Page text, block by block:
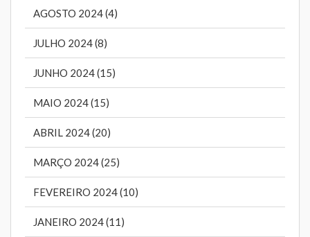
AGOSTO 2024 (4)
JULHO 2024 (8)
JUNHO 2024 (15)
MAIO 2024 (15)
ABRIL 2024 (20)
MARÇO 2024 (25)
FEVEREIRO 2024 (10)
JANEIRO 2024 (11)